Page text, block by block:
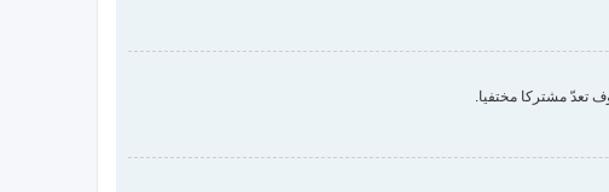
تعدّ مشتركا مختفيا.